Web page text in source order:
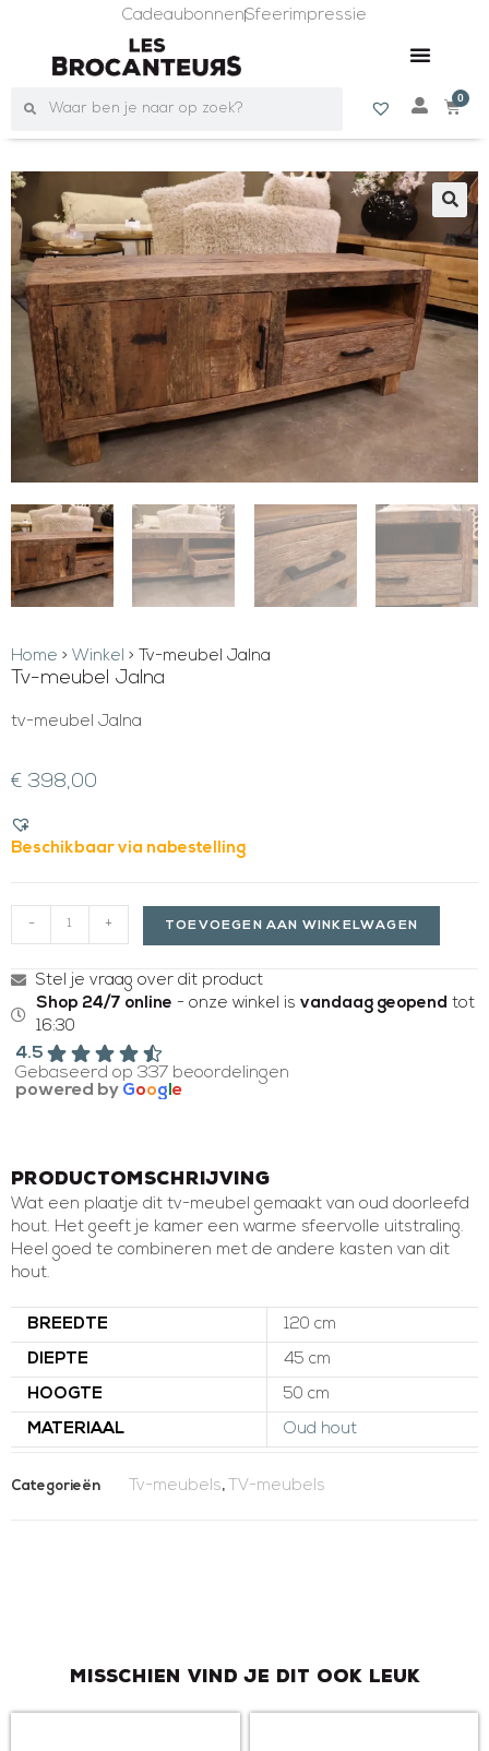
CadeaubonnenSfeerimpressie
0
Home > Winkel > Tv-meubel Jalna
Tv-meubel Jalna
tv-meubel Jalna
€ 398,00
Beschikbaar via nabestelling
- + TOEVOEGEN AAN WINKELWAGEN
Stel je vraag over dit product
Shop 24/7 online - onze winkel is vandaag geopend tot
16:30
4.5
Gebaseerd op 337 beoordelingen
powered by Goog e
Productomschrijving
Wat een plaatje dit tv-meubel gemaakt van oud doorleefd
hout. Het geeft je kamer een warme sfeervolle uitstraling.
Heel goed te combineren met de andere kasten van dit
hout.
BREEDTE 120 cm
DIEPTE 45 cm
HOOGTE 50 cm
MATERIAAL Oud hout
Categorieën Tv-meubels, TV-meubels
Misschien vind je dit ook leuk